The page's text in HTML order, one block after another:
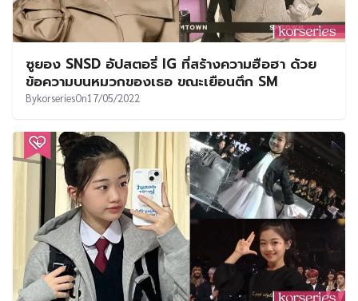
ซูยอง SNSD อัปสตอรี่ IG ที่สร้างความฮือฮา ด้วย
ข้อความบนหมวกของเธอ ขณะเยือนตึก SM
BykorseriesOn17/05/2022